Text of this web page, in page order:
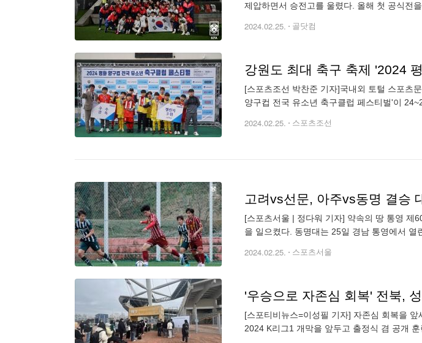
제압하면서 승전고를 울렸다. 올해 첫 공식전
2024.02.25. 골닷컴
강원도 최대 축구 축제 '2024
[스포츠조선 박찬준 기자]국내외 토털 스포츠
양구컵 전국 유소년 축구클럽 페스티벌'이
2024.02.25. 스포츠조선
고려vs선문, 아주vs동명 결승
[스포츠서울 | 정다워 기자] 약속의 땅 통영 제
을 일으켰다. 동명대는 25일 경남 통영에서 열
2024.02.25. 스포츠서울
'우승으로 자존심 회복' 전북,
[스포티비뉴스=이성필 기자] 자존심 회복을
2024 K리그1 개막을 앞두고 출정식 겸 공개